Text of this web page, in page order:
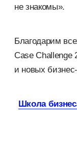
не знакомы».
Благодарим
Case Challenge
и новых
Школа